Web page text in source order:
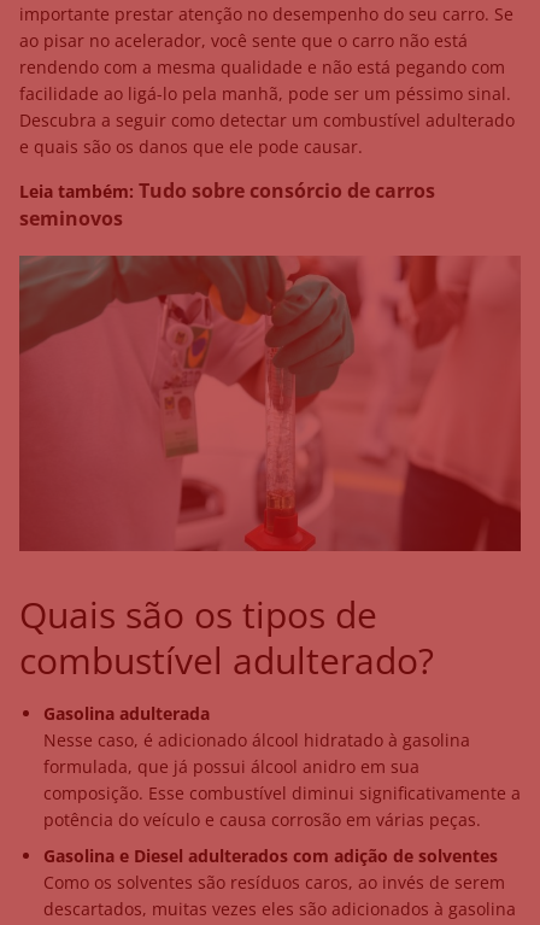
importante prestar atenção no desempenho do seu carro. Se
ao pisar no acelerador, você sente que o carro não está
rendendo com a mesma qualidade e não está pegando com
facilidade ao ligá-lo pela manhã, pode ser um péssimo sinal.
Descubra a seguir como detectar um combustível adulterado
e quais são os danos que ele pode causar.
Leia também: Tudo sobre consórcio de carros
seminovos
Quais são os tipos de
combustível adulterado?
Gasolina adulterada
Nesse caso, é adicionado álcool hidratado à gasolina
formulada, que já possui álcool anidro em sua
composição. Esse combustível diminui significativamente a
potência do veículo e causa corrosão em várias peças.
Gasolina e Diesel adulterados com adição de solventes
Como os solventes são resíduos caros, ao invés de serem
descartados, muitas vezes eles são adicionados à gasolina